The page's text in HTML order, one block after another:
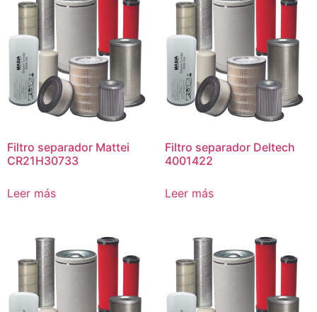
Filtro separador Mattei
CR21H30733
Leer más
Filtro separador Deltech
4001422
Leer más